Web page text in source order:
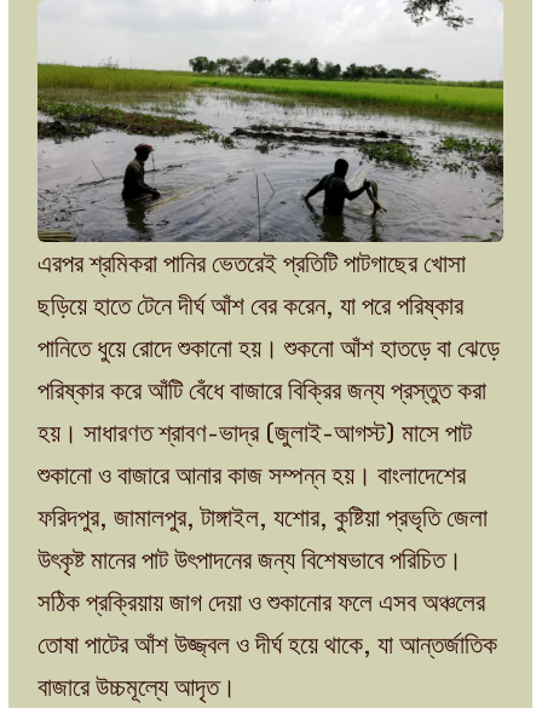
এরপর শ্রমিকরা পানির ভেতরেই প্রতিটি পাটগাছের খোসা
ছড়িয়ে হাতে টেনে দীর্ঘ আঁশ বের করেন, যা পরে পরিষ্কার
পানিতে ধুয়ে রোদে শুকানো হয়। শুকনো আঁশ হাতড়ে বা ঝেড়ে
পরিষ্কার করে আঁটি বেঁধে বাজারে বিক্রির জন্য প্রস্তুত করা
হয়। সাধারণত শ্রাবণ-ভাদ্র (জুলাই-আগস্ট) মাসে পাট
শুকানো ও বাজারে আনার কাজ সম্পন্ন হয়। বাংলাদেশের
ফরিদপুর, জামালপুর, টাঙ্গাইল, যশোর, কুষ্টিয়া প্রভৃতি জেলা
উৎকৃষ্ট মানের পাট উৎপাদনের জন্য বিশেষভাবে পরিচিত।
সঠিক প্রক্রিয়ায় জাগ দেয়া ও শুকানোর ফলে এসব অঞ্চলের
তোষা পাটের আঁশ উজ্জ্বল ও দীর্ঘ হয়ে থাকে, যা আন্তর্জাতিক
বাজারে উচ্চমূল্যে আদৃত।